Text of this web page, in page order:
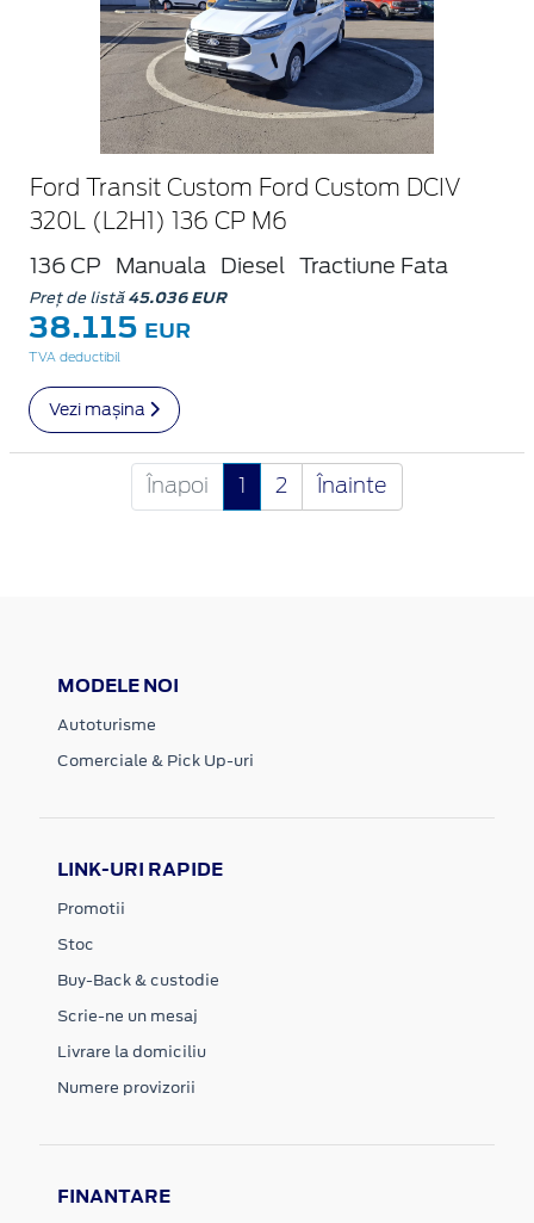
Ford Transit Custom Ford Custom DCIV
320L (L2H1) 136 CP M6
136 CP Manuala Diesel Tractiune Fata
Preț de listă45.036 EUR
38.115 EUR
TVA deductibil
Vezi mașina
Înapoi 2 Înainte
MODELE NOI
Autoturisme
Comerciale & Pick Up-uri
LINK-URI RAPIDE
Promotii
Stoc
Buy-Back & custodie
Scrie-ne un mesaj
Livrare la domiciliu
Numere provizorii
FINANTARE